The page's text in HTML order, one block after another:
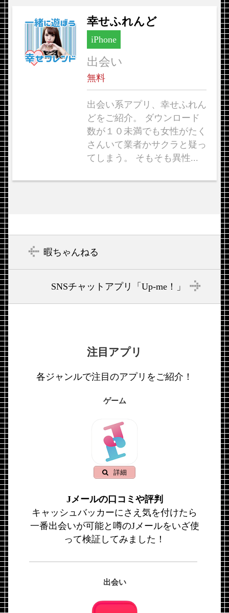
幸せふれんど
iPhone
出会い
無料
出会い系アプリ、幸せふれん
どをご紹介。 ダウンロード
数が１０未満でも女性がたく
さんいて業者かサクラと疑っ
てしまう。 そもそも異性...
暇ちゃんねる
SNSチャットアプリ「Up-me！」
注目アプリ
各ジャンルで注目のアプリをご紹介！
ゲーム
詳細
Jメールの口コミや評判
キャッシュバッカーにさえ気を付けたら
一番出会いが可能と噂のJメールをいざ使
って検証してみました！
出会い